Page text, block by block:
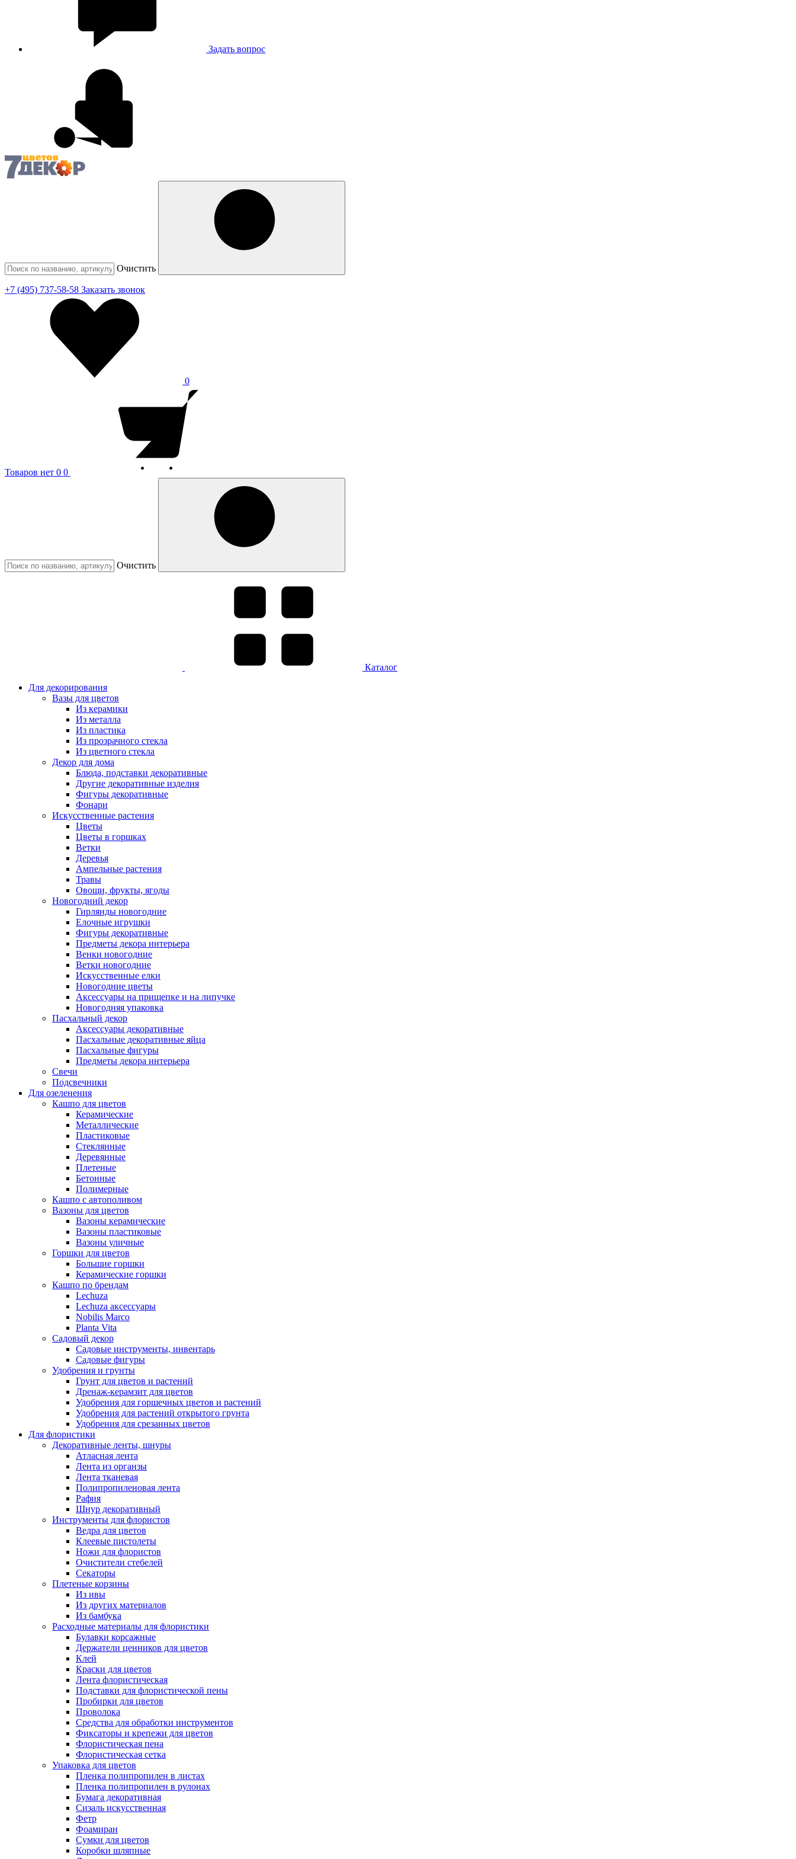
Задать вопрос
Очистить
+7 (495) 737-58-58 Заказать звонок
0
Товаров нет 0 0
Очистить
Каталог
Для декорирования
Вазы для цветов
Из керамики
Из металла
Из пластика
Из прозрачного стекла
Из цветного стекла
Декор для дома
Блюда, подставки декоративные
Другие декоративные изделия
Фигуры декоративные
Фонари
Искусственные растения
Цветы
Цветы в горшках
Ветки
Деревья
Ампельные растения
Травы
Овощи, фрукты, ягоды
Новогодний декор
Гирлянды новогодние
Елочные игрушки
Фигуры декоративные
Предметы декора интерьера
Венки новогодние
Ветки новогодние
Искусственные елки
Новогодние цветы
Аксессуары на прищепке и на липучке
Новогодняя упаковка
Пасхальный декор
Аксессуары декоративные
Пасхальные декоративные яйца
Пасхальные фигуры
Предметы декора интерьера
Свечи
Подсвечники
Для озеленения
Кашпо для цветов
Керамические
Металлические
Пластиковые
Стеклянные
Деревянные
Плетеные
Бетонные
Полимерные
Кашпо с автополивом
Вазоны для цветов
Вазоны керамические
Вазоны пластиковые
Вазоны уличные
Горшки для цветов
Большие горшки
Керамические горшки
Кашпо по брендам
Lechuza
Lechuza аксессуары
Nobilis Marco
Planta Vita
Садовый декор
Садовые инструменты, инвентарь
Садовые фигуры
Удобрения и грунты
Грунт для цветов и растений
Дренаж-керамзит для цветов
Удобрения для горшечных цветов и растений
Удобрения для растений открытого грунта
Удобрения для срезанных цветов
Для флористики
Декоративные ленты, шнуры
Атласная лента
Лента из органзы
Лента тканевая
Полипропиленовая лента
Рафия
Шнур декоративный
Инструменты для флористов
Ведра для цветов
Клеевые пистолеты
Ножи для флористов
Очистители стебелей
Секаторы
Плетеные корзины
Из ивы
Из других материалов
Из бамбука
Расходные материалы для флористики
Булавки корсажные
Держатели ценников для цветов
Клей
Краски для цветов
Лента флористическая
Подставки для флористической пены
Пробирки для цветов
Проволока
Средства для обработки инструментов
Фиксаторы и крепежи для цветов
Флористическая пена
Флористическая сетка
Упаковка для цветов
Пленка полипропилен в листах
Пленка полипропилен в рулонах
Бумага декоративная
Сизаль искусственная
Фетр
Фоамиран
Сумки для цветов
Коробки шляпные